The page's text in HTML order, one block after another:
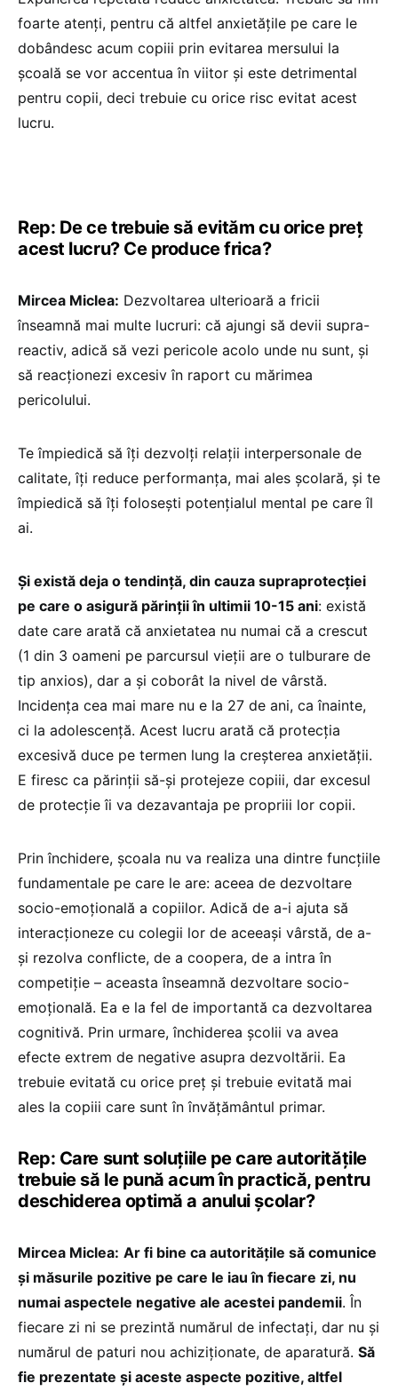
foarte atenți, pentru că altfel anxietățile pe care le
dobândesc acum copiii prin evitarea mersului la
școală se vor accentua în viitor și este detrimental
pentru copii, deci trebuie cu orice risc evitat acest
lucru.
Rep: De ce trebuie să evităm cu orice preț
acest lucru? Ce produce frica?
Mircea Miclea: Dezvoltarea ulterioară a fricii
înseamnă mai multe lucruri: că ajungi să devii supra-
reactiv, adică să vezi pericole acolo unde nu sunt, și
să reacționezi excesiv în raport cu mărimea
pericolului.
Te împiedică să îți dezvolți relații interpersonale de
calitate, îți reduce performanța, mai ales școlară, și te
împiedică să îți folosești potențialul mental pe care îl
ai.
Și există deja o tendință, din cauza supraprotecției
pe care o asigură părinții în ultimii 10-15 ani: există
date care arată că anxietatea nu numai că a crescut
(1 din 3 oameni pe parcursul vieții are o tulburare de
tip anxios), dar a și coborât la nivel de vârstă.
Incidența cea mai mare nu e la 27 de ani, ca înainte,
ci la adolescență. Acest lucru arată că protecția
excesivă duce pe termen lung la creșterea anxietății.
E firesc ca părinții să-și protejeze copiii, dar excesul
de protecție îi va dezavantaja pe propriii lor copii.
Prin închidere, școala nu va realiza una dintre funcțiile
fundamentale pe care le are: aceea de dezvoltare
socio-emoțională a copiilor. Adică de a-i ajuta să
interacționeze cu colegii lor de aceeași vârstă, de a-
și rezolva conflicte, de a coopera, de a intra în
competiție – aceasta înseamnă dezvoltare socio-
emoțională. Ea e la fel de importantă ca dezvoltarea
cognitivă. Prin urmare, închiderea școlii va avea
efecte extrem de negative asupra dezvoltării. Ea
trebuie evitată cu orice preț și trebuie evitată mai
ales la copiii care sunt în învățământul primar.
Rep: Care sunt soluțiile pe care autoritățile
trebuie să le pună acum în practică, pentru
deschiderea optimă a anului școlar?
Mircea Miclea: Ar fi bine ca autoritățile să comunice
și măsurile pozitive pe care le iau în fiecare zi, nu
numai aspectele negative ale acestei pandemii. În
fiecare zi ni se prezintă numărul de infectați, dar nu și
numărul de paturi nou achiziționate, de aparatură. Să
fie prezentate și aceste aspecte pozitive, altfel